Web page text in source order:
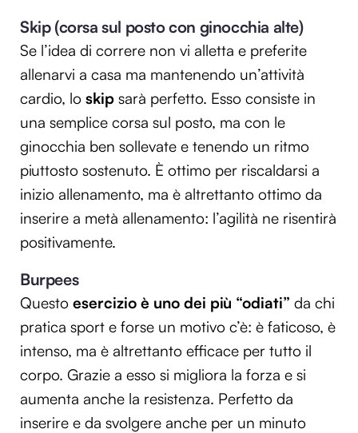
Skip (corsa sul posto con ginocchia alte)
Se l’idea di correre non vi alletta e preferite
allenarvi a casa ma mantenendo un’attività
cardio, lo skip sarà perfetto. Esso consiste in
una semplice corsa sul posto, ma con le
ginocchia ben sollevate e tenendo un ritmo
piuttosto sostenuto. È ottimo per riscaldarsi a
inizio allenamento, ma è altrettanto ottimo da
inserire a metà allenamento: l’agilità ne risentirà
positivamente.
Burpees
Questo esercizio è uno dei più “odiati” da chi
pratica sport e forse un motivo c’è: è faticoso, è
intenso, ma è altrettanto efficace per tutto il
corpo. Grazie a esso si migliora la forza e si
aumenta anche la resistenza. Perfetto da
inserire e da svolgere anche per un minuto